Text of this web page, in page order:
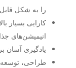
را به شکل
کارایی بسیار
انیمیشن‌های
یادگیری آسان
طراحی،